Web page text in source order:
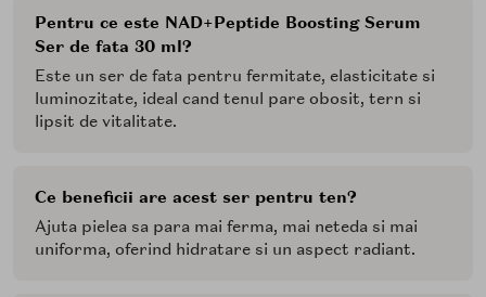
Pentru ce este NAD+Peptide Boosting Serum
Ser de fata 30 ml?
Este un ser de fata pentru fermitate, elasticitate si
luminozitate, ideal cand tenul pare obosit, tern si
lipsit de vitalitate.
Ce beneficii are acest ser pentru ten?
Ajuta pielea sa para mai ferma, mai neteda si mai
uniforma, oferind hidratare si un aspect radiant.